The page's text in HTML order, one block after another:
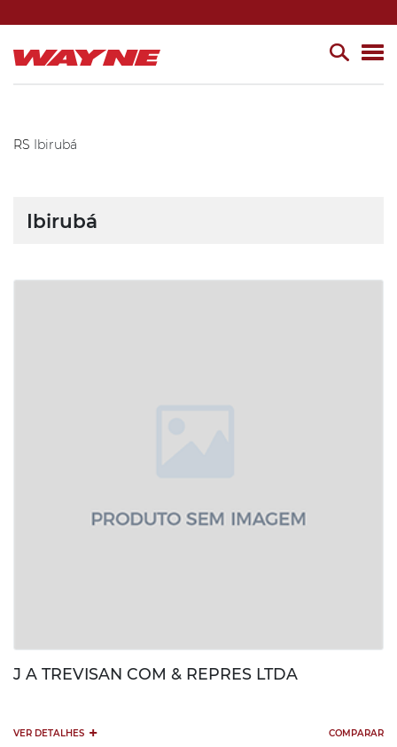
RS Ibirubá
Ibirubá
J A TREVISAN COM & REPRES LTDA
VER DETALHES + COMPARAR